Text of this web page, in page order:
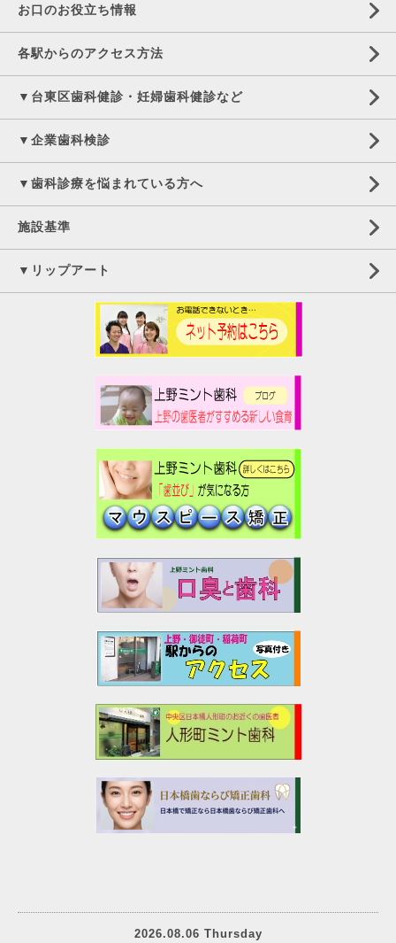
お口のお役立ち情報
各駅からのアクセス方法
▼台東区歯科健診・妊婦歯科健診など
▼企業歯科検診
▼歯科診療を悩まれている方へ
施設基準
▼リップアート
2026.08.06 Thursday